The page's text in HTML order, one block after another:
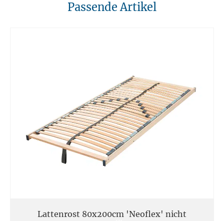
Passende Artikel
Lattenrost 80x200cm 'Neoflex' nicht